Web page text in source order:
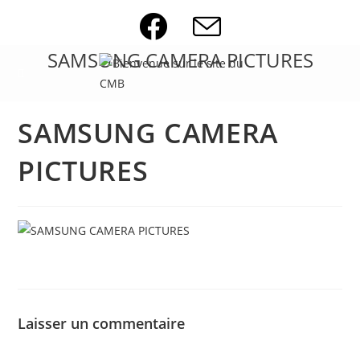
SAMSUNG CAMERA PICTURES
SAMSUNG CAMERA
PICTURES
Laisser un commentaire